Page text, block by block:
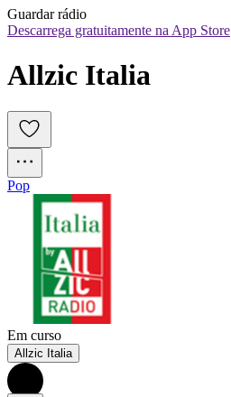
Guardar rádio
Descarrega gratuitamente na App Store
Allzic Italia
Pop
Em curso
Allzic Italia